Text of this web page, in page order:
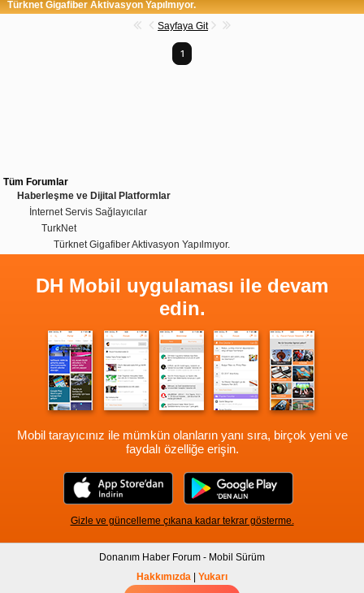
Türknet Gigafiber Aktivasyon Yapılmıyor.
Sayfaya Git
1
Tüm Forumlar
Haberleşme ve Dijital Platformlar
İnternet Servis Sağlayıcılar
TurkNet
Türknet Gigafiber Aktivasyon Yapılmıyor.
DH Mobil uygulaması ile devam
edin.
Mobil tarayıcınız ile mümkün olanların yanı sıra, birçok yeni ve
faydalı özelliğe erişin.
Gizle ve güncelleme çıkana kadar tekrar gösterme.
Donanım Haber Forum - Mobil Sürüm
Hakkımızda | Yukarı